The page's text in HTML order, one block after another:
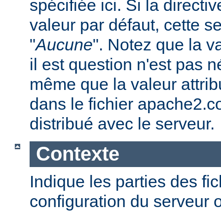
spécifiée ici. Si la
valeur par défaut, cette
"Aucune". Notez que la
il est question n'est pas
même que la valeur
dans le fichier
distribué avec le serveur.
Contexte
Indique les parties des
configuration du serveur